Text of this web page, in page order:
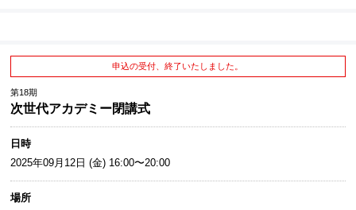
申込の受付、終了いたしました。
第18期
次世代アカデミー閉講式
日時
2025年09月12日 (金) 16:00〜20:00
場所